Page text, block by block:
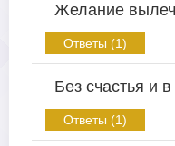
Желание
Ответы (1)
Без счастья и
Ответы (1)